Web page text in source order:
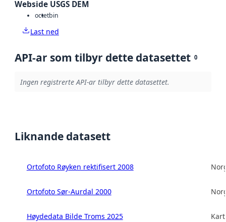
Webside USGS DEM
octetbin
Last ned
API-ar som tilbyr dette datasettet 0
Ingen registrerte API-ar tilbyr dette datasettet.
Liknande datasett
Ortofoto Røyken rektifisert 2008
Ortofoto Sør-Aurdal 2000
Høydedata Bilde Troms 2025